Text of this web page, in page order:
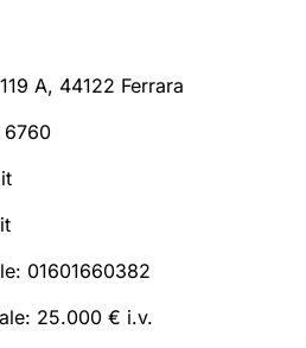
A, 44122 Ferrara
01601660382
25.000 € i.v.